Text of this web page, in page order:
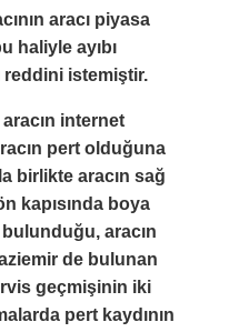
aracı piyasa
haliyle ayıbı
reddini istemiştir.
internet
pert olduğuna
birlikte aracın sağ
kapısında boya
aracın
de bulunan
geçmişinin iki
pert kaydının